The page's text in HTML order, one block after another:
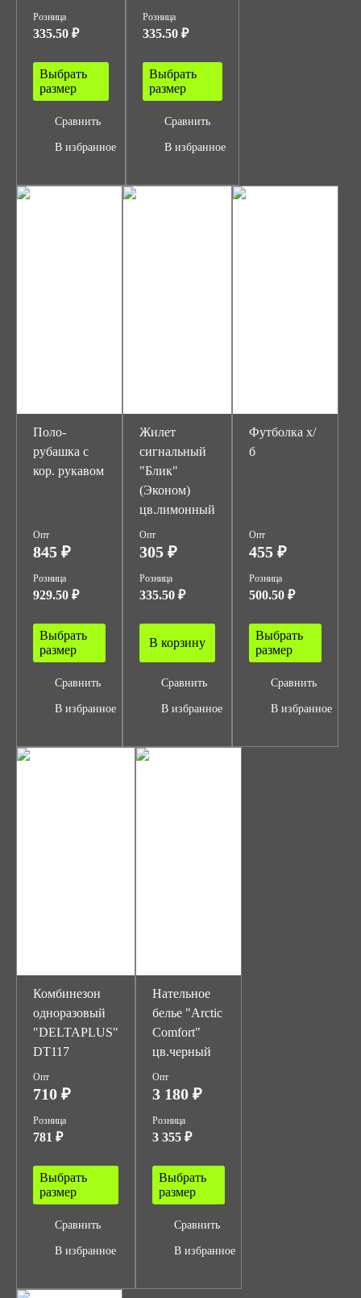
Розница
335.50 ₽
Выбрать
размер
Сравнить
В избранное
Розница
335.50 ₽
Выбрать
размер
Сравнить
В избранное
Поло-
рубашка с
кор. рукавом
Опт
845 ₽
Розница
929.50 ₽
Выбрать
размер
Сравнить
В избранное
Жилет
сигнальный
"Блик"
(Эконом)
цв.лимонный
Опт
305 ₽
Розница
335.50 ₽
В корзину
Сравнить
В избранное
Футболка х/
б
Опт
455 ₽
Розница
500.50 ₽
Выбрать
размер
Сравнить
В избранное
Комбинезон
одноразовый
"DELTAPLUS"
DT117
Опт
710 ₽
Розница
781 ₽
Выбрать
размер
Сравнить
В избранное
Нательное
белье "Arctic
Comfort"
цв.черный
Опт
3 180 ₽
Розница
3 355 ₽
Выбрать
размер
Сравнить
В избранное